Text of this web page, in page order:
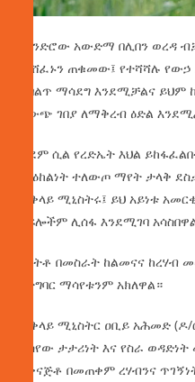
በዘንድሮው አውድማ በሊበን ወረዳ
መሸፈኑን ጠቁመው፤ የተሻሻሉ
ይበልጥ ማሳደግ እንደሚቻልና ይህም
ለውጭ ገበያ ለማቅረብ ዕድል
ቀደም ሲል የረድኤት እህል
ማዕከልነት ተለውጦ ማየት ታላቅ
ጠቅላይ ሚኒስትሩ፤ ይህ አይነቱ
ክፍሎችም ሊሰፋ እንደሚገባ
በርትቶ በመስራት ከልመናና
በተግባር ማሳየቱንም አክለዋል።
ጠቅላይ ሚኒስትር ዐቢይ አሕመድ
ያሳየው ታታሪነት እና የስራ
አቀናጅቶ በመጠቀም ረሃብንና